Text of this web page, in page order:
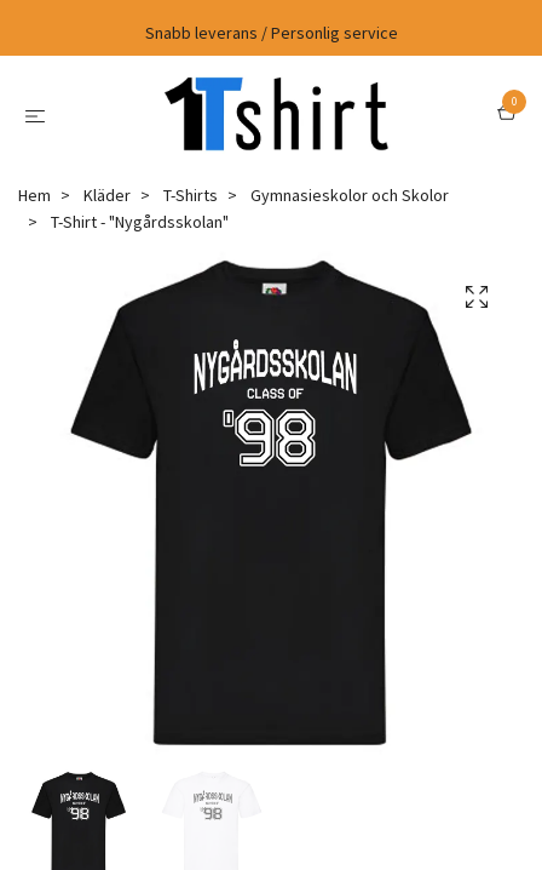
Snabb leverans / Personlig service
0
Hem Kläder T-Shirts
Gymnasieskolor och Skolor
T-Shirt - "Nygårdsskolan"